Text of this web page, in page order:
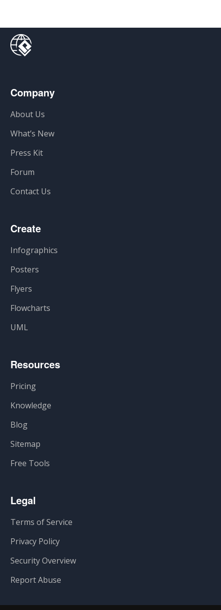
Company
About Us
What’s New
Press Kit
Forum
Contact Us
Create
Infographics
Posters
Flyers
Flowcharts
UML
Resources
Pricing
Knowledge
Blog
Sitemap
Free Tools
Legal
Terms of Service
Privacy Policy
Security Overview
Report Abuse